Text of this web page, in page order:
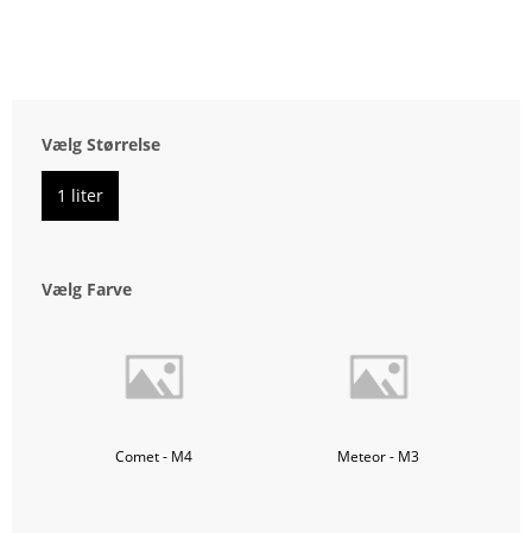
Vælg Størrelse
1 liter
Vælg Farve
Comet - M4 Meteor - M3